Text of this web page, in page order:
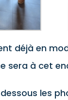
déjà en
sera à cet
les